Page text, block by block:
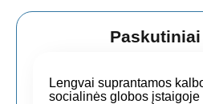
Lengvai suprantamos
socialinės globos įstaigoje